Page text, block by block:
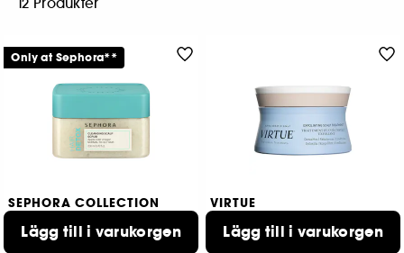
SEPHORA COLLECTION
Detox
Exfolierande Schampo
Lägg till i varukorgen
Only at Sephora**
VIRTUE
Exfoliating Scalp
Treatment
Lägg till i varukorgen